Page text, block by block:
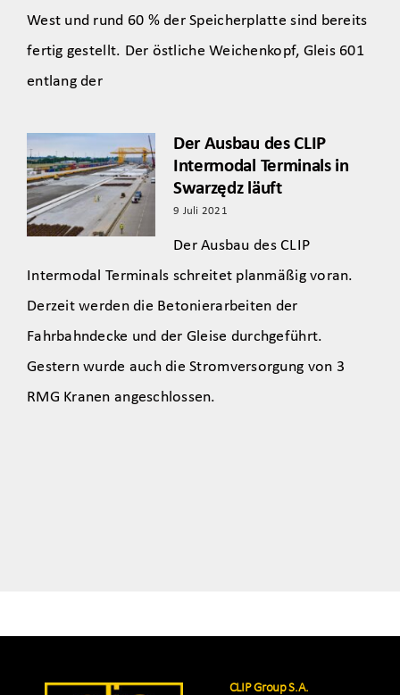
West und rund 60 % der Speicherplatte sind bereits
fertig gestellt. Der östliche Weichenkopf, Gleis 601
entlang der
Der Ausbau des CLIP
Intermodal Terminals in
Swarzędz läuft
9 Juli 2021
Der Ausbau des CLIP
Intermodal Terminals schreitet planmäßig voran.
Derzeit werden die Betonierarbeiten der
Fahrbahndecke und der Gleise durchgeführt.
Gestern wurde auch die Stromversorgung von 3
RMG Kranen angeschlossen.
CLIP Group S.A.